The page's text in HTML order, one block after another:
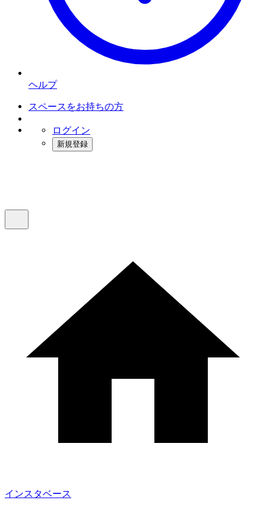
ヘルプ
スペースをお持ちの方
ログイン
新規登録
インスタベース